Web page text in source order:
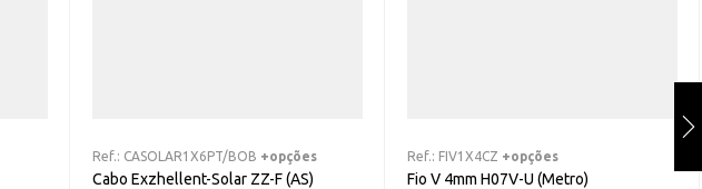
Ref.: CASOLAR1X6PT/BOB +opções
Cabo Exzhellent-Solar ZZ-F (AS)
Ref.: FIV1X4CZ +opções
Fio V 4mm H07V-U (Metro)